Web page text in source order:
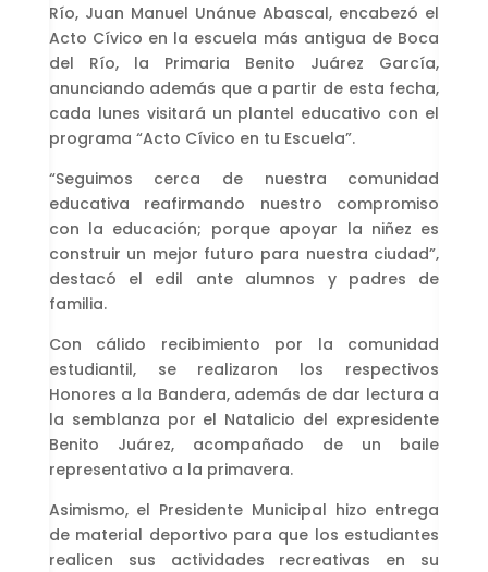
Río, Juan Manuel Unánue Abascal, encabezó el
Acto Cívico en la escuela más antigua de Boca
del Río, la Primaria Benito Juárez García,
anunciando además que a partir de esta fecha,
cada lunes visitará un plantel educativo con el
programa “Acto Cívico en tu Escuela”.
“Seguimos cerca de nuestra comunidad
educativa reafirmando nuestro compromiso
con la educación; porque apoyar la niñez es
construir un mejor futuro para nuestra ciudad”,
destacó el edil ante alumnos y padres de
familia.
Con cálido recibimiento por la comunidad
estudiantil, se realizaron los respectivos
Honores a la Bandera, además de dar lectura a
la semblanza por el Natalicio del expresidente
Benito Juárez, acompañado de un baile
representativo a la primavera.
Asimismo, el Presidente Municipal hizo entrega
de material deportivo para que los estudiantes
realicen sus actividades recreativas en su